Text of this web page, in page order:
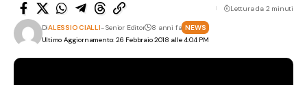
Ultimo Aggiornamento: 26 Febbraio 2018 alle 4:04 PM
DiALESSIO CIALLI- Senior Editor 8 anni fa NEWS
Lettura da 2 minuti